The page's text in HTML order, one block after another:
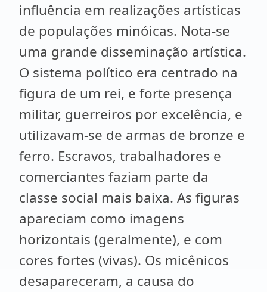
influência em realizações artísticas
de populações minóicas. Nota-se
uma grande disseminação artística.
O sistema político era centrado na
figura de um rei, e forte presença
militar, guerreiros por excelência, e
utilizavam-se de armas de bronze e
ferro. Escravos, trabalhadores e
comerciantes faziam parte da
classe social mais baixa. As figuras
apareciam como imagens
horizontais (geralmente), e com
cores fortes (vivas). Os micênicos
desapareceram, a causa do